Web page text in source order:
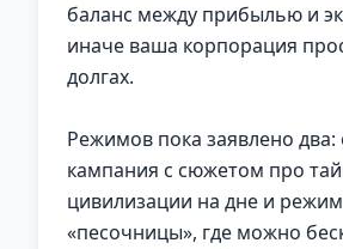
баланс между прибылью и
иначе ваша корпорация
долгах.
Режимов пока заявлено два:
кампания с сюжетом про
цивилизации на дне и режим
«песочницы», где можно